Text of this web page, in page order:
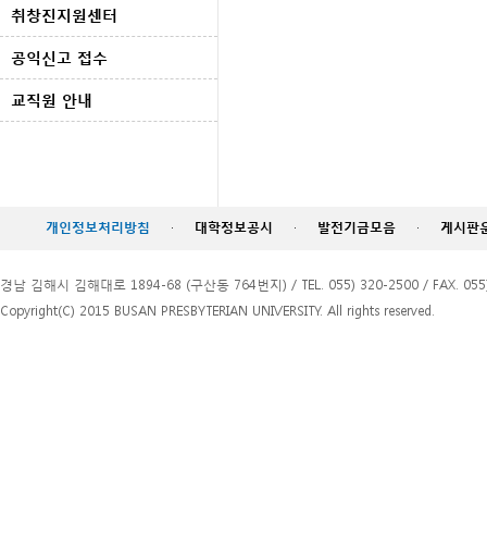
취창진지원센터
공익신고 접수
교직원 안내
개인정보처리방침 · 대학정보공시 · 발전기금모음 · 게시판
경남 김해시 김해대로 1894-68 (구산동 764번지) / TEL. 055) 320-2500 / FAX.
Copyright(C) 2015 BUSAN PRESBYTERIAN UNIVERSITY. All rights reserved.